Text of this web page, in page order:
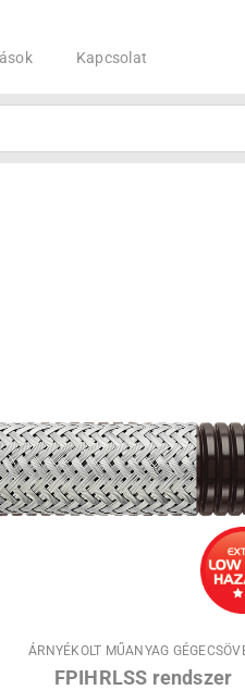
Kapcsolat
ÁRNYÉKOLT MŰANYAG
FPIHRLSS rendszer